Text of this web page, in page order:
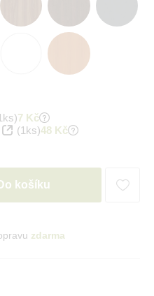
7 Kč
(1ks)48 Kč
košíku
zdarma